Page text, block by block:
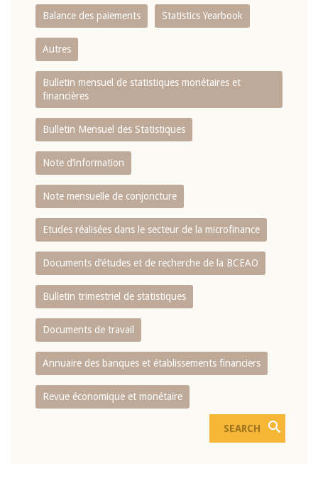
Balance des paiements Statistics Yearbook
Autres
Bulletin mensuel de statistiques monétaires et
financières
Bulletin Mensuel des Statistiques
Note d’information
Note mensuelle de conjoncture
Etudes réalisées dans le secteur de la microfinance
Documents d’études et de recherche de la BCEAO
Bulletin trimestriel de statistiques
Documents de travail
Annuaire des banques et établissements financiers
Revue économique et monétaire